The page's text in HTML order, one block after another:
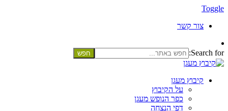
Toggle
צור קשר
Search for:
קיבוץ מעגן
על הקיבוץ
כפר הנופש מעגן
דפי הנצחה